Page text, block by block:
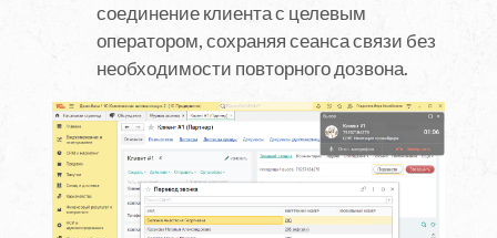
соединение клиента с целевым
оператором, сохраняя сеанса связи без
необходимости повторного дозвона.